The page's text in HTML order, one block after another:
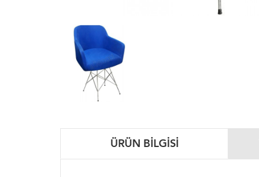
ÜRÜN BILGISI